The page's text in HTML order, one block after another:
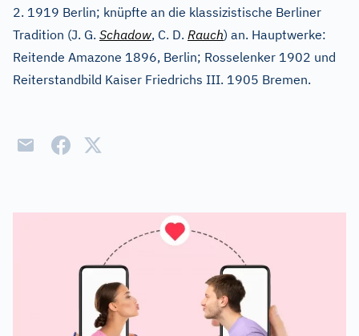
2. 1919 Berlin; knüpfte an die klassizistische Berliner
Tradition (J. G. Schadow, C. D. Rauch) an. Hauptwerke:
Reitende Amazone 1896, Berlin; Rosselenker 1902 und
Reiterstandbild Kaiser Friedrichs III. 1905 Bremen.